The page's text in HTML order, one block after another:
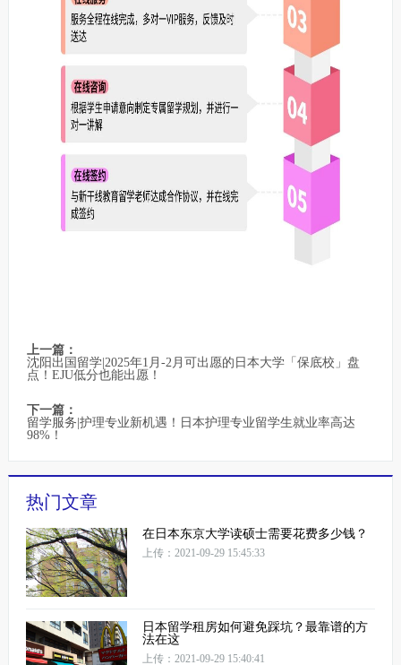
上一篇：
沈阳出国留学|2025年1月-2月可出愿的日本大学「保底校」盘
点！EJU低分也能出愿！
下一篇：
留学服务|护理专业新机遇！日本护理专业留学生就业率高达
98%！
热门文章
在日本东京大学读硕士需要花费多少钱？
上传：2021-09-29 15:45:33
日本留学租房如何避免踩坑？最靠谱的方
法在这
上传：2021-09-29 15:40:41